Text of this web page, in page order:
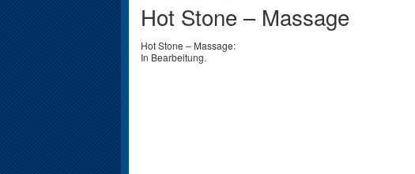
Hot Stone – Massage
Hot Stone – Massage:
In Bearbeitung.